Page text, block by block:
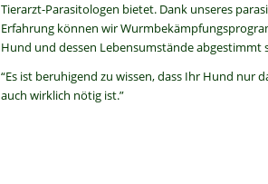
Tierarzt-Parasitologen bietet. Dank unseres
Erfahrung können wir
Hund und dessen Lebensumstände abgestimmt
“Es ist beruhigend zu wissen, dass Ihr Hund nur
auch wirklich nötig ist.”